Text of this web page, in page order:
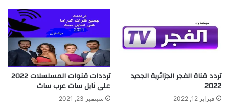
تردد قناة الفجر الجزائرية الجديد
2022
فبراير 12, 2022
ترددات قنوات المسلسلات 2022
على نايل سات عرب سات
سبتمبر 23, 2021